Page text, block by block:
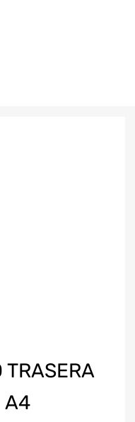
TRASERA
A4